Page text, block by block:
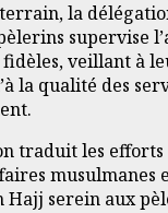
la
supervise
fidèles, veillant à
la qualité des
traduit les efforts
musulmanes
serein aux